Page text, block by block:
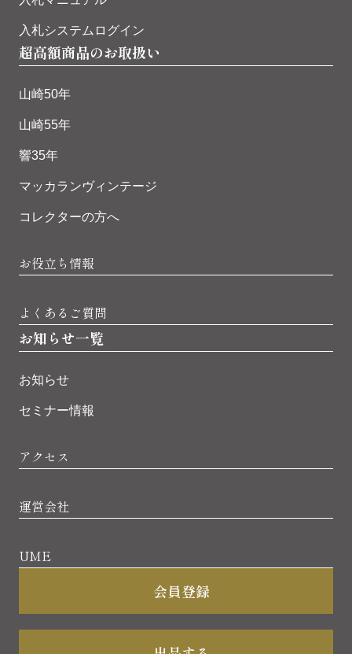
入札システムログイン
超高額商品のお取扱い
山崎50年
山崎55年
響35年
マッカランヴィンテージ
コレクターの方へ
お役立ち情報
よくあるご質問
お知らせ一覧
お知らせ
セミナー情報
アクセス
運営会社
UME
会員登録